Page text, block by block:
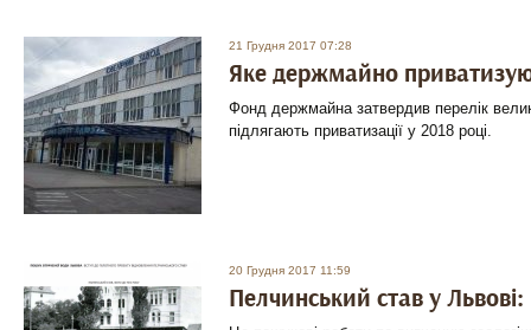
21 Грудня 2017 07:28
Яке держмайно
Фонд держмайна затвердив перелік
підлягають приватизації у 2018 році.
20 Грудня 2017 11:59
Пелчинський став у